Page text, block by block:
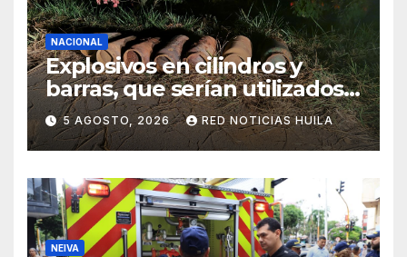
NACIONAL
Explosivos en cilindros y
barras, que serían utilizados
en Cali, fueron incautados
por la Policía
5 AGOSTO, 2026 RED NOTICIAS HUILA
NEIVA